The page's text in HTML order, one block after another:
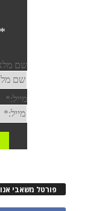
פורטל משאבי